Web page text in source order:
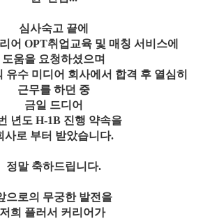
심사숙고 끝에
어 OPT취업교육 및 매칭 서비스에
도움을 요청하셨으며
유수 미디어 회사에서 합격 후 열심히
근무를 하던 중
금일 드디어
년도 H-1B 진행 약속을
사로 부터 받았습니다.
정말 축하드립니다.
으로의 무궁한 발전을
저희 플러서 커리어가